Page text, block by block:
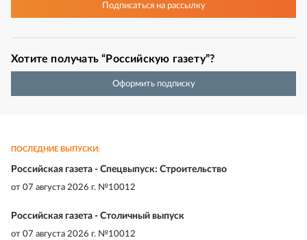
Подписатьсяна рассылку
Хотите получать “Российскую газету”?
Оформить подписку
ПОСЛЕДНИЕ ВЫПУСКИ:
Российская газета - Спецвыпуск: Строительство
от 07 августа 2026 г. №10012
Российская газета - Столичный выпуск
от 07 августа 2026 г. №10012